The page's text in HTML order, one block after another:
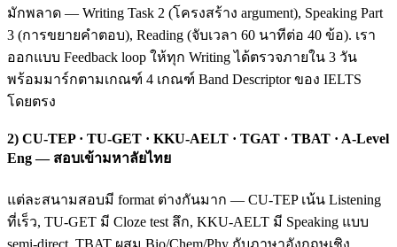
มักพลาด — Writing Task 2 (โครงสร้าง argument), Speaking Part
3 (การขยายคำตอบ), Reading (จับเวลา 60 นาทีต่อ 40 ข้อ). เรา
ออกแบบ Feedback loop ให้ทุก Writing ได้ตรวจภายใน 3 วัน
พร้อมมาร์กตามเกณฑ์ 4 เกณฑ์ Band Descriptor ของ IELTS
โดยตรง
2) CU-TEP · TU-GET · KKU-AELT · TGAT · TBAT · A-Level
Eng — สอบเข้ามหาลัยไทย
แต่ละสนามสอบมี format ต่างกันมาก — CU-TEP เน้น Listening
ที่เร็ว, TU-GET มี Cloze test ลึก, KKU-AELT มี Speaking แบบ
semi-direct, TBAT ผสม Bio/Chem/Phy กับภาษาอังกฤษเชิง